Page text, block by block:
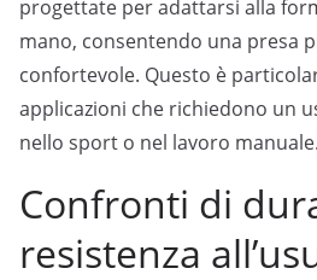
progettate per adattarsi alla
mano, consentendo una presa
confortevole. Questo è
applicazioni che richiedono un
nello sport o nel lavoro manuale.
Confronti di
resistenza